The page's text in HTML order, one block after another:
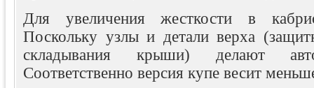
Для увеличения жесткости в
Поскольку узлы и детали верха
складывания крыши) делают
Соответственно версия купе весит